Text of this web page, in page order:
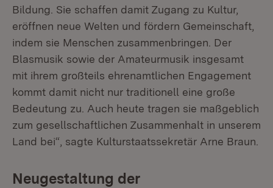
Bildung. Sie schaffen damit Zugang zu Kultur,
eröffnen neue Welten und fördern Gemeinschaft,
indem sie Menschen zusammenbringen. Der
Blasmusik sowie der Amateurmusik insgesamt
mit ihrem großteils ehren­amtlichen Engagement
kommt damit nicht nur traditionell eine große
Bedeutung zu. Auch heute tragen sie maßgeblich
zum gesellschaftlichen Zusammenhalt in unserem
Land bei“, sagte Kulturstaatssekretär Arne Braun.
Neugestaltung der